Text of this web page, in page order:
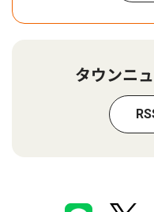
タウンニ